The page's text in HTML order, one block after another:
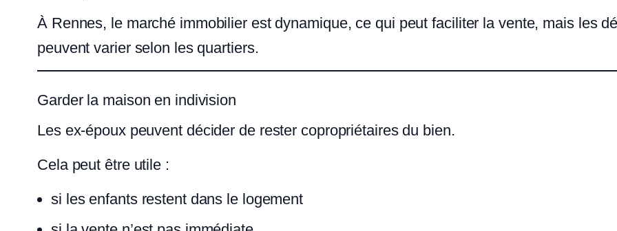
À Rennes, le marché immobilier est dynamique, ce qui peut faciliter la vente, mais les
peuvent varier selon les quartiers.
Garder la maison en indivision
Les ex-époux peuvent décider de rester copropriétaires du bien.
Cela peut être utile :
si les enfants restent dans le logement